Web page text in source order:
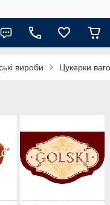
вироби Цукерки